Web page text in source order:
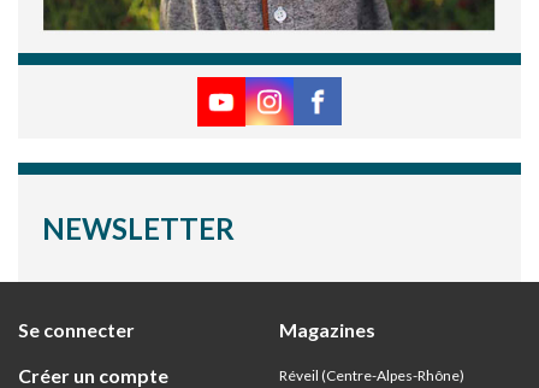
NEWSLETTER
Se connecter
Créer un compte
Magazines
Réveil (Centre-Alpes-Rhône)